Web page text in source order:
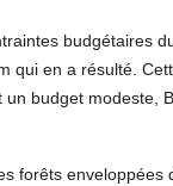
budgétaires
qui en a résulté.
budget modeste,
forêts enveloppées